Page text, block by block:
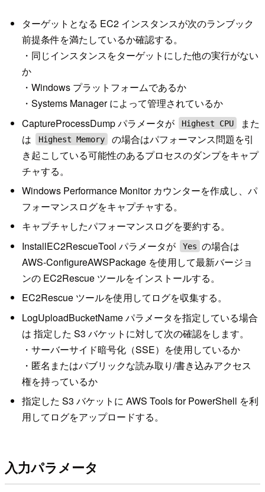
ターゲットとなる EC2 インスタンスが次のランブック
前提条件を満たしているか確認する。
・同じインスタンスをターゲットにした他の実行がない
か
・Windows プラットフォームであるか
・Systems Manager によって管理されているか
CaptureProcessDump パラメータが
Highest CPU
また
は
Highest Memory
の場合はパフォーマンス問題を引
き起こしている可能性のあるプロセスのダンプをキャプ
チャする。
Windows Performance Monitor カウンターを作成し、パ
フォーマンスログをキャプチャする。
キャプチャしたパフォーマンスログを要約する。
InstallEC2RescueTool パラメータが
Yes の場合は
AWS-ConfigureAWSPackage を使用して最新バージョ
ンの EC2Rescue ツールをインストールする。
EC2Rescue ツールを使用してログを収集する。
LogUploadBucketName パラメータを指定している場合
は 指定した S3 バケットに対して次の確認をします。
・サーバーサイド暗号化（SSE）を使用しているか
・匿名またはパブリックな読み取り/書き込みアクセス
権を持っているか
指定した S3 バケットに AWS Tools for PowerShell を利
用してログをアップロードする。
入力パラメータ